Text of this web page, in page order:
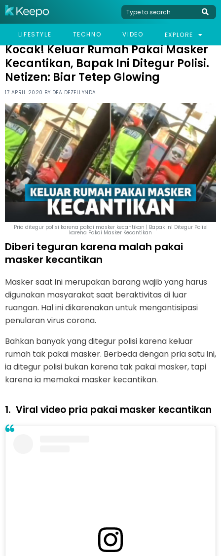
LIFESTYLE TECHNO VIDEO EXPLORE
HOME VIRAL
KOCAK! KELUAR RUMAH PAKAI MASKER KECANTIKAN, BAPAK INI
Kocak! Keluar Rumah Pakai Masker
Kecantikan, Bapak Ini Ditegur Polisi.
Netizen: Biar Tetep Glowing
17 APRIL 2020 BY DEA DEZELLYNDA
Pria ditegur polisi karena pakai masker kecantikan | Bapak Ini Ditegur Polisi
karena Pakai Masker Kecantikan
Diberi teguran karena malah pakai
masker kecantikan
Masker saat ini merupakan barang wajib yang harus
digunakan masyarakat saat beraktivitas di luar
ruangan. Hal ini dikarenakan untuk mengantisipasi
penularan virus corona.
Bahkan banyak yang ditegur polisi karena keluar
rumah tak pakai masker. Berbeda dengan pria satu ini,
ia ditegur polisi bukan karena tak pakai masker, tapi
karena ia memakai masker kecantikan.
1. Viral video pria pakai masker kecantikan